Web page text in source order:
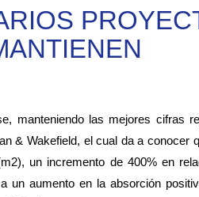
manteniendo las mejores cifras
& Wakefield, el cual da a conocer
un incremento de 400% en
un aumento en la absorción